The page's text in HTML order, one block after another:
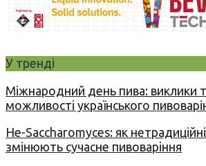
У тренді
Міжнародний день пива: виклики
можливості українського
Не-Saccharomyces: як
змінюють сучасне пивоваріння